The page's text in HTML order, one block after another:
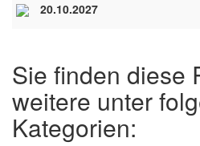
20.10.2027
Sie finden diese
weitere unter
Kategorien: